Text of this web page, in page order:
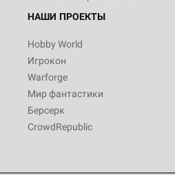
НАШИ ПРОЕКТЫ
Hobby World
Игрокон
Warforge
Мир фантастики
Берсерк
CrowdRepublic